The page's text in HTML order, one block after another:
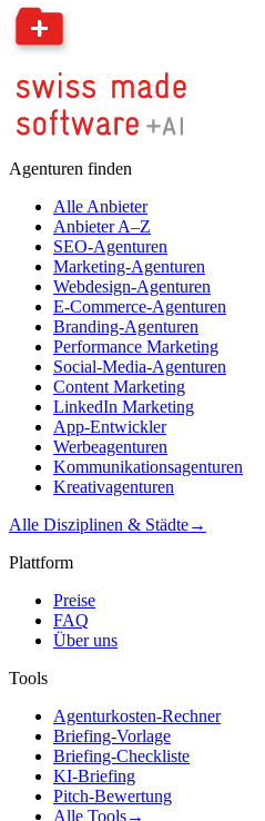
Agenturen finden
Alle Anbieter
Anbieter A–Z
SEO-Agenturen
Marketing-Agenturen
Webdesign-Agenturen
E-Commerce-Agenturen
Branding-Agenturen
Performance Marketing
Social-Media-Agenturen
Content Marketing
LinkedIn Marketing
App-Entwickler
Werbeagenturen
Kommunikationsagenturen
Kreativagenturen
Alle Disziplinen & Städte→
Plattform
Preise
FAQ
Über uns
Tools
Agenturkosten-Rechner
Briefing-Vorlage
Briefing-Checkliste
KI-Briefing
Pitch-Bewertung
Alle Tools→